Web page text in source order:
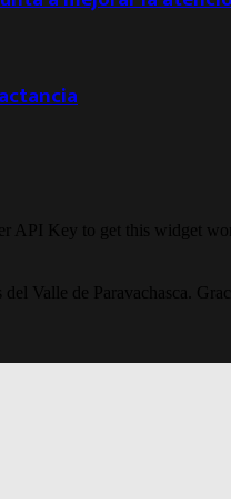
API Key to get this widget
Valle de Paravachasca.